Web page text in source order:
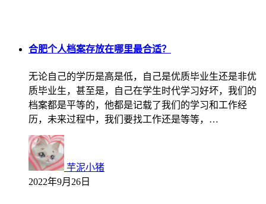
合肥个人档案存放在哪里最合适？
无论自己的学历是高是低，自己是优质毕业生还是非优
质毕业生，甚至是，自己在学生时代学习好坏，我们的
档案都是平等的，他都是记载了我们的学习和工作经
历，未来过程中，我们要找工作还是等等，…
芋泥小猪
2022年9月26日